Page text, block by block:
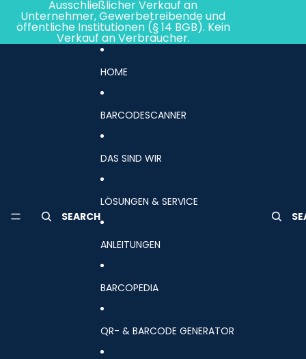
Ausschließlicher Verkauf an
Unternehmer, Gewerbetreibende und
öffentliche Institutionen (§ 14 BGB). Kein
Verkauf an Verbraucher.
SEARCH
HOME
BARCODESCANNER
DAS SIND WIR
LÖSUNGEN & SERVICE
ANLEITUNGEN
BARCOPEDIA
QR- & BARCODE GENERATOR